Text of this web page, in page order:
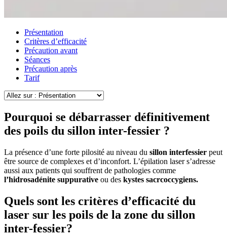
Présentation
Critères d’efficacité
Précaution avant
Séances
Précaution après
Tarif
Pourquoi se débarrasser définitivement
des poils du sillon inter-fessier ?
La présence d’une forte pilosité au niveau du sillon interfessier peut
être source de complexes et d’inconfort. L’épilation laser s’adresse
aussi aux patients qui souffrent de pathologies comme
l’hidrosadénite suppurative ou des kystes sacrcoccygiens.
Quels sont les critères d’efficacité du
laser sur les poils de la zone du sillon
inter-fessier?